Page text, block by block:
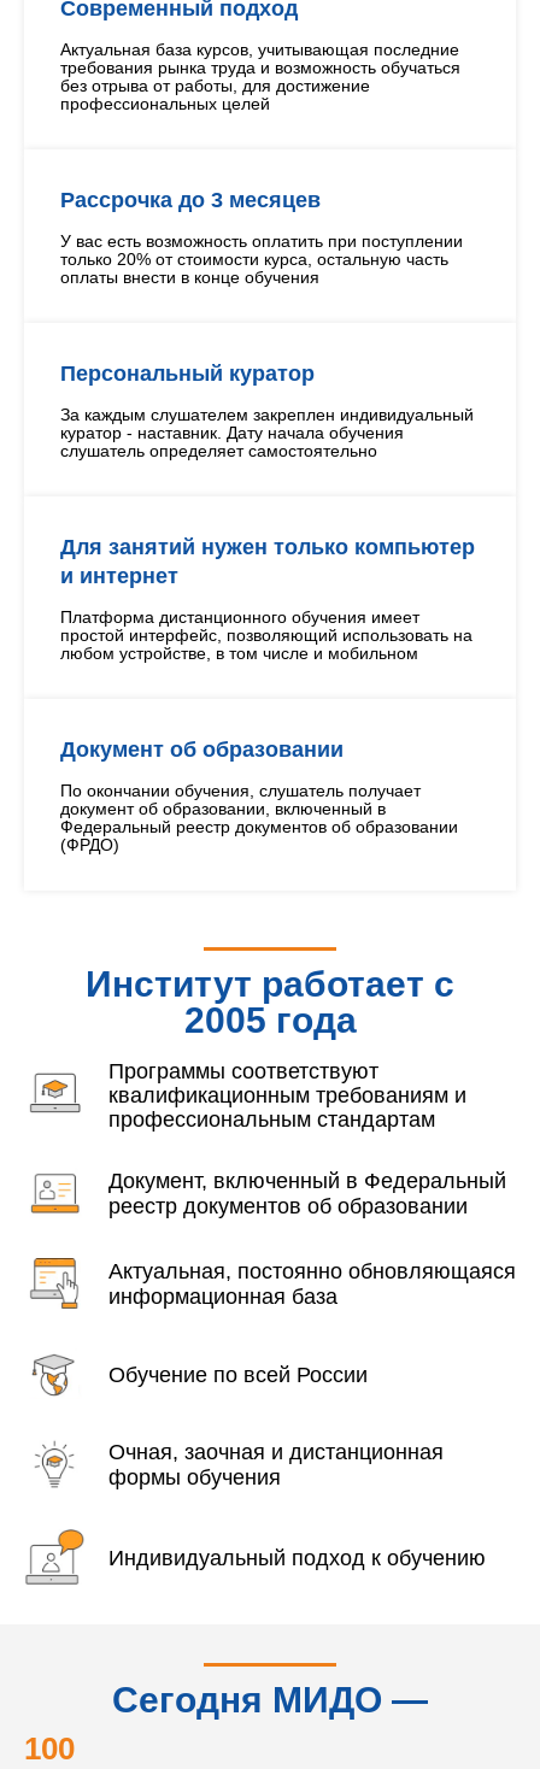
Современный подход
Актуальная база курсов, учитывающая последние
требования рынка труда и возможность обучаться
без отрыва от работы, для достижение
профессиональных целей
Рассрочка до 3 месяцев
У вас есть возможность оплатить при поступлении
только 20% от стоимости курса, остальную часть
оплаты внести в конце обучения
Персональный куратор
За каждым слушателем закреплен индивидуальный
куратор - наставник. Дату начала обучения
слушатель определяет самостоятельно
Для занятий нужен только компьютер
и интернет
Платформа дистанционного обучения имеет
простой интерфейс, позволяющий использовать на
любом устройстве, в том числе и мобильном
Документ об образовании
По окончании обучения, слушатель получает
документ об образовании, включенный в
Федеральный реестр документов об образовании
(ФРДО)
Институт работает с
2005 года
Программы соответствуют
квалификационным требованиям и
профессиональным стандартам
Документ, включенный в Федеральный
реестр документов об образовании
Актуальная, постоянно обновляющаяся
информационная база
Обучение по всей России
Очная, заочная и дистанционная
формы обучения
Индивидуальный подход к обучению
Сегодня МИДО —
100